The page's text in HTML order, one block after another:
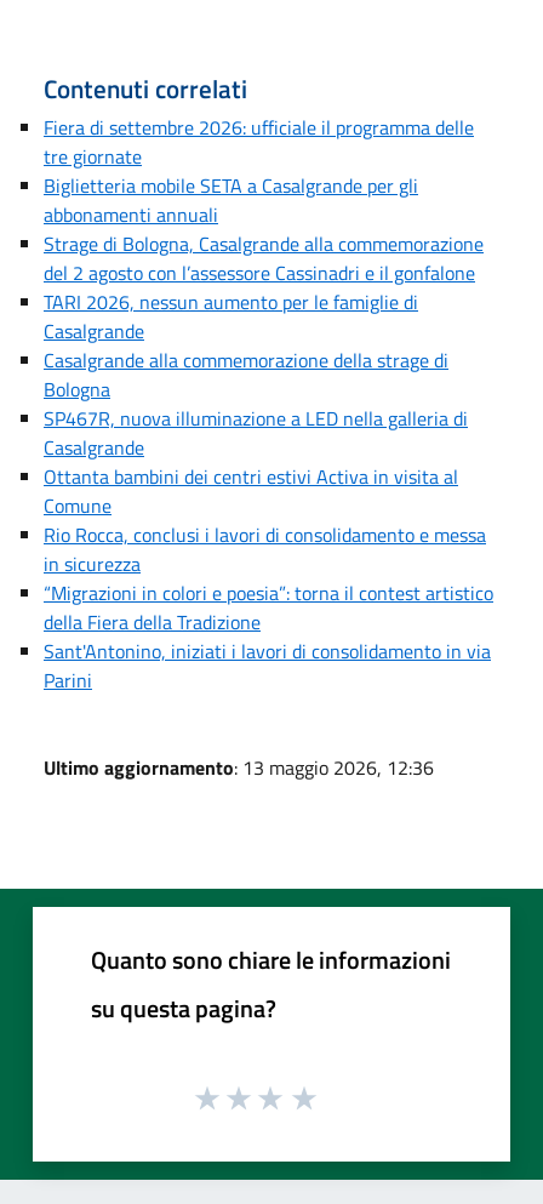
Contenuti correlati
Fiera di settembre 2026: ufficiale il programma delle
tre giornate
Biglietteria mobile SETA a Casalgrande per gli
abbonamenti annuali
Strage di Bologna, Casalgrande alla commemorazione
del 2 agosto con l’assessore Cassinadri e il gonfalone
TARI 2026, nessun aumento per le famiglie di
Casalgrande
Casalgrande alla commemorazione della strage di
Bologna
SP467R, nuova illuminazione a LED nella galleria di
Casalgrande
Ottanta bambini dei centri estivi Activa in visita al
Comune
Rio Rocca, conclusi i lavori di consolidamento e messa
in sicurezza
“Migrazioni in colori e poesia”: torna il contest artistico
della Fiera della Tradizione
Sant'Antonino, iniziati i lavori di consolidamento in via
Parini
Ultimo aggiornamento: 13 maggio 2026, 12:36
Quanto sono chiare le informazioni
su questa pagina?